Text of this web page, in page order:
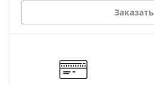
Заказать